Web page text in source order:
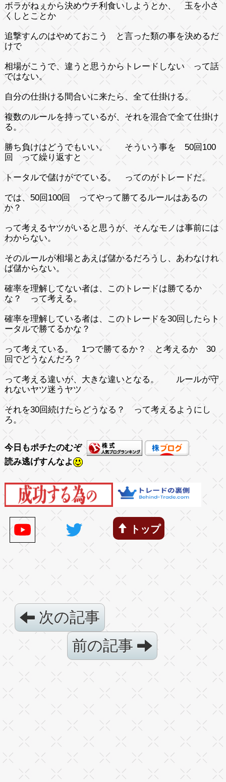
ボラがねぇから決めウチ利食いしようとか、 玉を小さ
くしとことか
追撃すんのはやめておこう と言った類の事を決めるだ
けで
相場がこうで、違うと思うからトレードしない って話
ではない。
自分の仕掛ける間合いに来たら、全て仕掛ける。
複数のルールを持っているが、それを混合で全て仕掛け
る。
勝ち負けはどうでもいい。 そういう事を 50回100
回 って繰り返すと
トータルで儲けがでている。 ってのがトレードだ。
では、50回100回 ってやって勝てるルールはあるの
か？
って考えるヤツがいると思うが、そんなモノは事前には
わからない。
そのルールが相場とあえば儲かるだろうし、あわなけれ
ば儲からない。
確率を理解してない者は、このトレードは勝てるか
な？ って考える。
確率を理解している者は、このトレードを30回したらト
ータルで勝てるかな？
って考えている。 1つで勝てるか？ と考えるか 30
回でどうなんだろ？
って考える違いが、大きな違いとなる。 ルールが守
れないヤツ迷うヤツ
それを30回続けたらどうなる？ って考えるようにし
ろ。
今日もポチたのむぞ
読み逃げすんなよ
トップ
次の記事
前の記事